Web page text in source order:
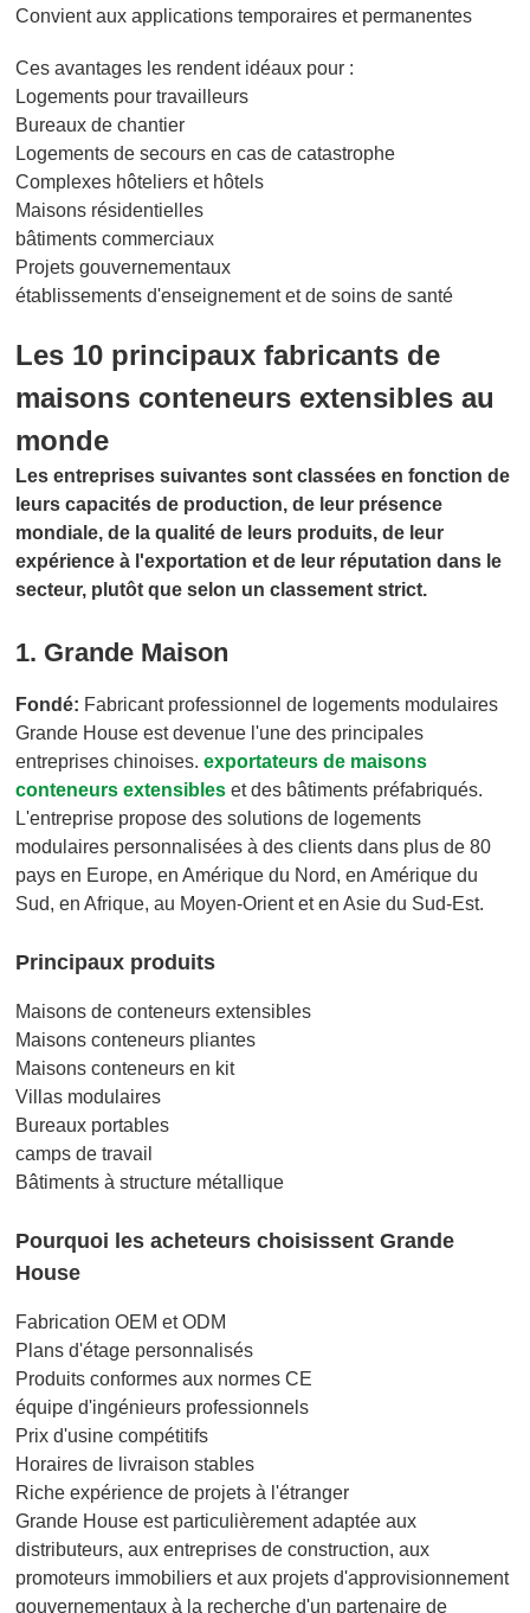
Convient aux applications temporaires et permanentes
Ces avantages les rendent idéaux pour :
Logements pour travailleurs
Bureaux de chantier
Logements de secours en cas de catastrophe
Complexes hôteliers et hôtels
Maisons résidentielles
bâtiments commerciaux
Projets gouvernementaux
établissements d'enseignement et de soins de santé
Les 10 principaux fabricants de
maisons conteneurs extensibles au
monde
Les entreprises suivantes sont classées en fonction de
leurs capacités de production, de leur présence
mondiale, de la qualité de leurs produits, de leur
expérience à l'exportation et de leur réputation dans le
secteur, plutôt que selon un classement strict.
1. Grande Maison
Fondé: Fabricant professionnel de logements modulaires
Grande House est devenue l'une des principales
entreprises chinoises.exportateurs de maisons
conteneurs extensibles et des bâtiments préfabriqués.
L'entreprise propose des solutions de logements
modulaires personnalisées à des clients dans plus de 80
pays en Europe, en Amérique du Nord, en Amérique du
Sud, en Afrique, au Moyen-Orient et en Asie du Sud-Est.
Principaux produits
Maisons de conteneurs extensibles
Maisons conteneurs pliantes
Maisons conteneurs en kit
Villas modulaires
Bureaux portables
camps de travail
Bâtiments à structure métallique
Pourquoi les acheteurs choisissent Grande
House
Fabrication OEM et ODM
Plans d'étage personnalisés
Produits conformes aux normes CE
équipe d'ingénieurs professionnels
Prix d'usine compétitifs
Horaires de livraison stables
Riche expérience de projets à l'étranger
Grande House est particulièrement adaptée aux
distributeurs, aux entreprises de construction, aux
promoteurs immobiliers et aux projets d'approvisionnement
gouvernementaux à la recherche d'un partenaire de